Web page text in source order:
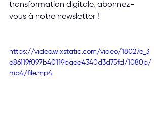
transformation digitale, abonnez-
vous à notre newsletter !
https://video.wixstatic.com/video/18027e_3
e86119f097b40119baee4340d3d75fd/1080p/
mp4/file.mp4